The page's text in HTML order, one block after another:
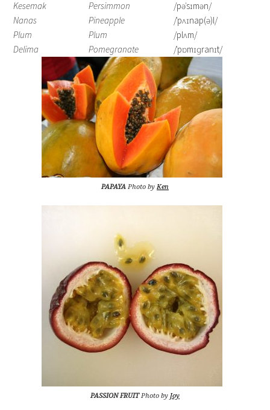
Kesemak
Persimmon
/pəˈsɪmən/
Nanas
Pineapple
/ˈpʌɪnap(ə)l/
Plum
Plum
/plʌm/
Delima
Pomegranate /ˈpɒmɪɡranɪt/
PAPAYA Photo by Ken
PASSION FRUIT Photo by Joy